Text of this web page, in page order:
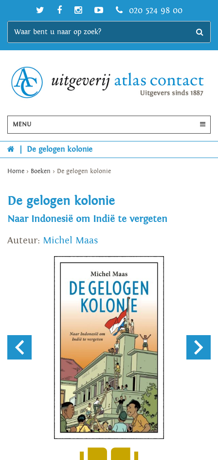
020 524 98 00
MENU
De gelogen kolonie
Home > Boeken > De gelogen kolonie
De gelogen kolonie
Naar Indonesië om Indië te vergeten
Auteur: Michel Maas